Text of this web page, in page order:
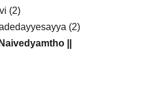
(2)
(2)
||